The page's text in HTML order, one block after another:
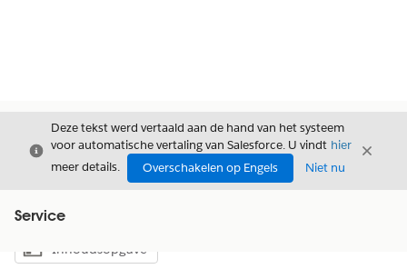
Sluiten
Deze tekst werd vertaald aan de hand van het systeem
voor automatische vertaling van Salesforce. U vindt hier
meer details.
Overschakelen op Engels Niet nu
Sluiten
Service
Inhoudsopgave weergeven
Inhoudsopgave